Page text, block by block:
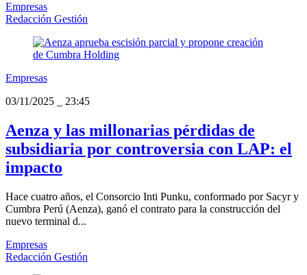
Empresas
Redacción Gestión
Empresas
03/11/2025
23:45
Aenza y las millonarias pérdidas de
subsidiaria por controversia con LAP: el
impacto
Hace cuatro años, el Consorcio Inti Punku, conformado por Sacyr y
Cumbra Perú (Aenza), ganó el contrato para la construcción del
nuevo terminal d...
Empresas
Redacción Gestión